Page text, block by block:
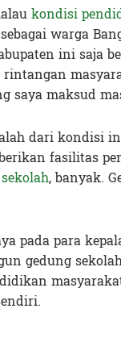
kondisi
warga
ini saja
saya maksud
dari kondisi
fasilitas
, banyak.
pada para
gedung